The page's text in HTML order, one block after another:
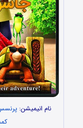
نام انیمیشن: